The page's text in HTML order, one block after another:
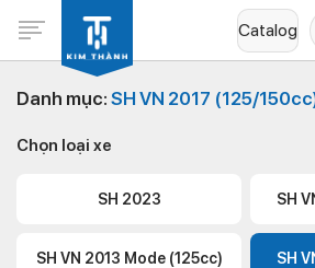
Catalog
Danh mục: SH VN 2017 (125/
Chọn loại xe
SH 2023 SH
SH VN 2013 Mode (125cc) SH